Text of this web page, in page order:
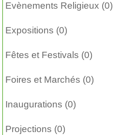
Evènements Religieux (0)
Expositions (0)
Fêtes et Festivals (0)
Foires et Marchés (0)
Inaugurations (0)
Projections (0)